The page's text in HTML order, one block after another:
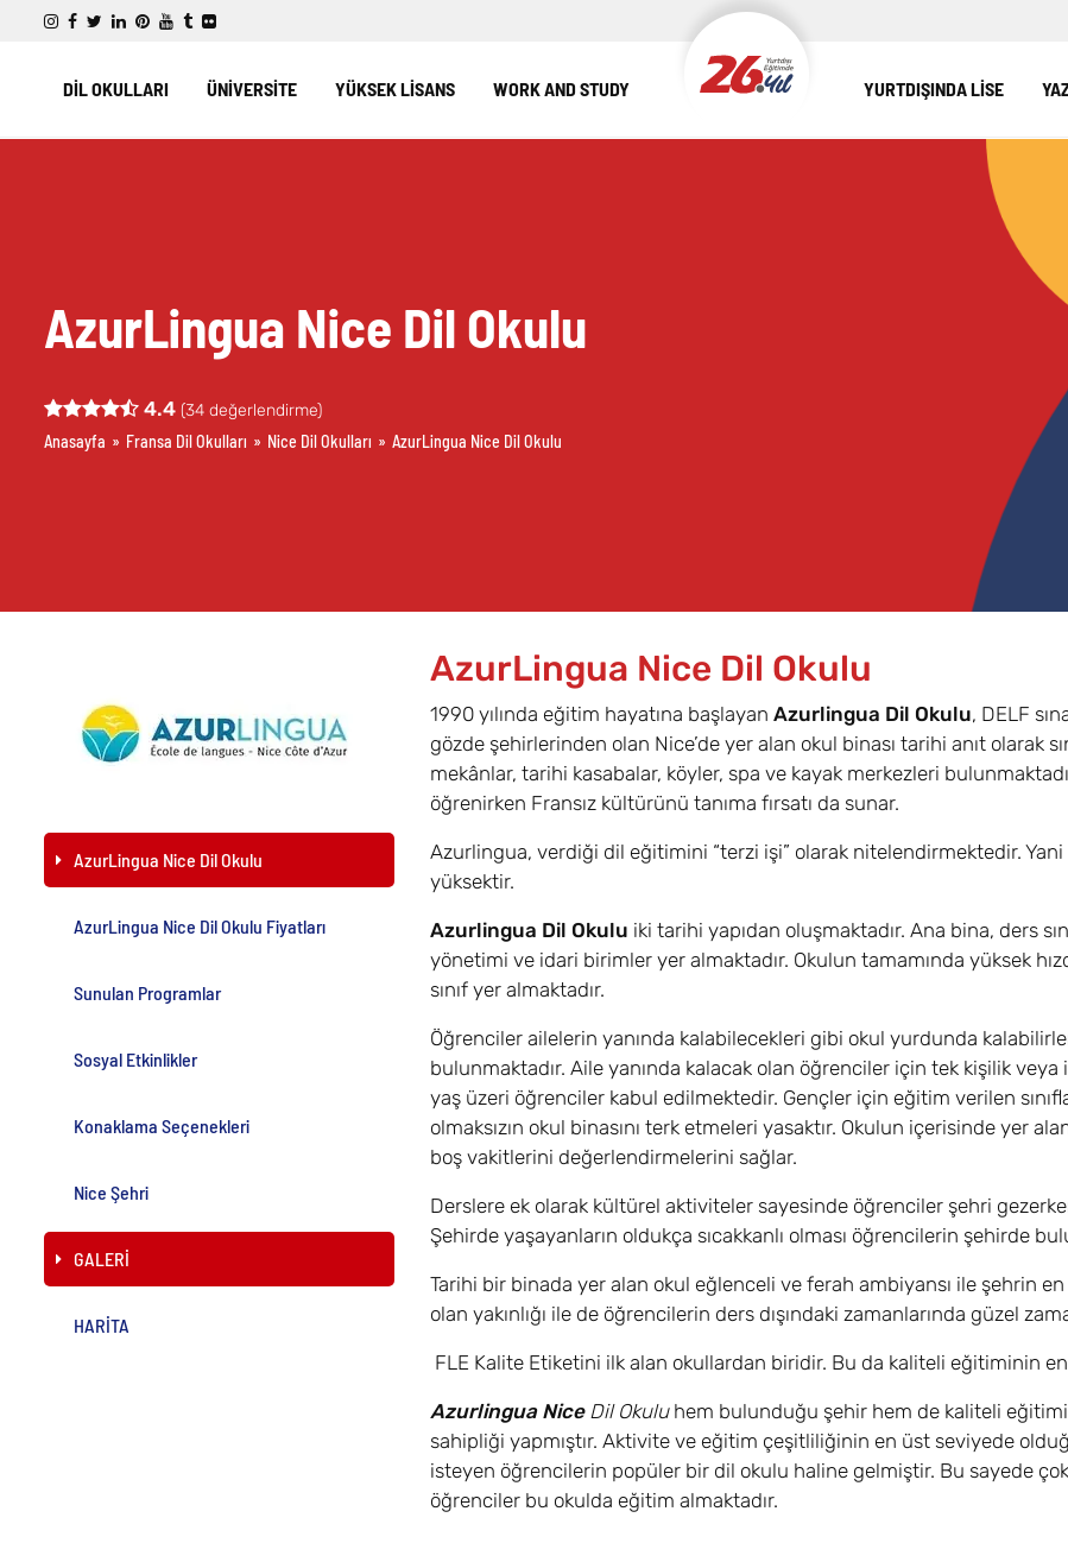
DİL OKULLARI ÜNİVERSİTE YÜKSEK LİSANS WORK AND STUDY YURTDIŞINDA LİSE
AzurLingua Nice Dil Okulu
4.4 (34 değerlendirme)
Anasayfa » Fransa Dil Okulları » Nice Dil Okulları » AzurLingua Nice Dil Okulu
AzurLingua Nice Dil Okulu
AzurLingua Nice Dil Okulu Fiyatları
Sunulan Programlar
Sosyal Etkinlikler
Konaklama Seçenekleri
Nice Şehri
GALERİ
HARİTA
AzurLingua Nice Dil Okulu
1990 yılında eğitim hayatına başlayan Azurlingua Dil Okulu, DELF
gözde şehirlerinden olan Nice’de yer alan okul binası tarihi anıt olarak
mekânlar, tarihi kasabalar, köyler, spa ve kayak merkezleri
öğrenirken Fransız kültürünü tanıma fırsatı da sunar.
Azurlingua, verdiği dil eğitimini “terzi işi” olarak nitelendirmektedir. Yani
yüksektir.
Azurlingua Dil Okulu iki tarihi yapıdan oluşmaktadır. Ana bina, ders
yönetimi ve idari birimler yer almaktadır. Okulun tamamında yüksek
sınıf yer almaktadır.
Öğrenciler ailelerin yanında kalabilecekleri gibi okul yurdunda
bulunmaktadır. Aile yanında kalacak olan öğrenciler için tek kişilik
yaş üzeri öğrenciler kabul edilmektedir. Gençler için eğitim verilen
olmaksızın okul binasını terk etmeleri yasaktır. Okulun içerisinde yer
boş vakitlerini değerlendirmelerini sağlar.
Derslere ek olarak kültürel aktiviteler sayesinde öğrenciler şehri
Şehirde yaşayanların oldukça sıcakkanlı olması öğrencilerin şehirde
Tarihi bir binada yer alan okul eğlenceli ve ferah ambiyansı ile şehrin
olan yakınlığı ile de öğrencilerin ders dışındaki zamanlarında güzel
FLE Kalite Etiketini ilk alan okullardan biridir. Bu da kaliteli eğitiminin
Azurlingua NiceDil Okuluhem bulunduğu şehir hem de kaliteli
sahipliği yapmıştır. Aktivite ve eğitim çeşitliliğinin en üst seviyede
isteyen öğrencilerin popüler bir dil okulu haline gelmiştir. Bu sayede
öğrenciler bu okulda eğitim almaktadır.